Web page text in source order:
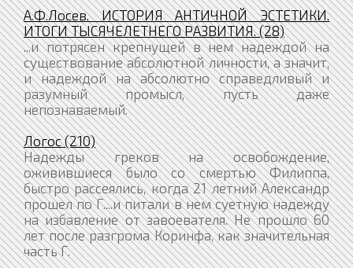
А.Ф.Лосев. ИСТОРИЯ АНТИЧНОЙ ЭСТЕТИКИ.
ИТОГИ ТЫСЯЧЕЛЕТНЕГО РАЗВИТИЯ. (28)
...и потрясен крепнущей в нем надеждой на
существование абсолютной личности, а значит,
и надеждой на абсолютно справедливый и
разумный промысл, пусть даже
непознаваемый.
Логос (210)
Надежды греков на освобождение,
оживившиеся было со смертью Филиппа,
быстро рассеялись, когда 21 летний Александр
прошел по Г....и питали в нем суетную надежду
на избавление от завоевателя. Не прошло 60
лет после разгрома Коринфа, как значительная
часть Г.